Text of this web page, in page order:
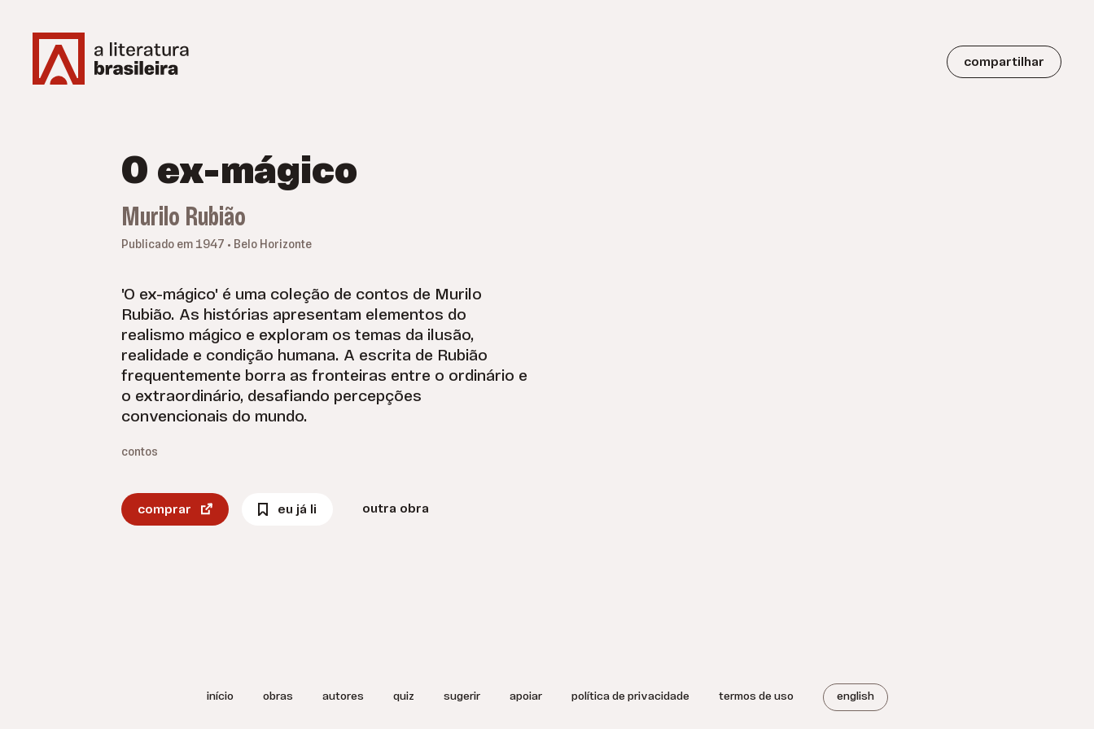
compartilhar
O ex-mágico
Murilo Rubião
Publicado em 1947 • Belo Horizonte
'O ex-mágico' é uma coleção de contos de Murilo
Rubião. As histórias apresentam elementos do
realismo mágico e exploram os temas da ilusão,
realidade e condição humana. A escrita de Rubião
frequentemente borra as fronteiras entre o ordinário e
o extraordinário, desafiando percepções
convencionais do mundo.
contos
comprar eu já li outra obra
início obras autores quiz sugerir apoiar política de privacidade termos de uso english